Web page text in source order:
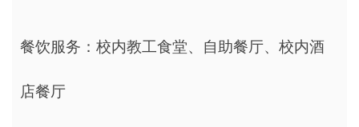
餐饮服务：校内教工食堂、自助餐厅、校内酒
店餐厅